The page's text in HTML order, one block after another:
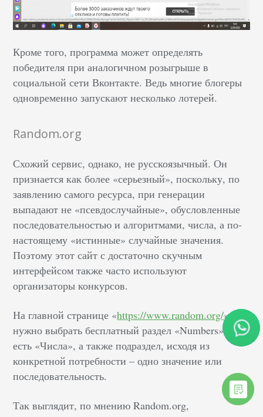
Кроме того, программа может определять
победителя при аналогичном розыгрыше в
социальной сети Вконтакте. Ведь многие блогеры
одновременно запускают несколько лотерей.
Random.org
Схожий сервис, однако, не русскоязычный. Он
признается как более «серьезный», поскольку, по
заявлению самого ресурса, при генерации
выпадают не «псевдослучайные», обусловленные
последовательностью и алгоритмами, числа, а по-
настоящему «истинные» случайные значения.
Поэтому этот сайт с достаточно скучным
интерфейсом также часто используют
организаторы конкурсов.
На главной странице «https://www.random.org/»
нужно выбрать бесплатный раздел «Numbers», то
есть «Числа», а также подраздел, исходя из
конкретной потребности – одно значение или
последовательность.
Так выглядит, по мнению Random.org,